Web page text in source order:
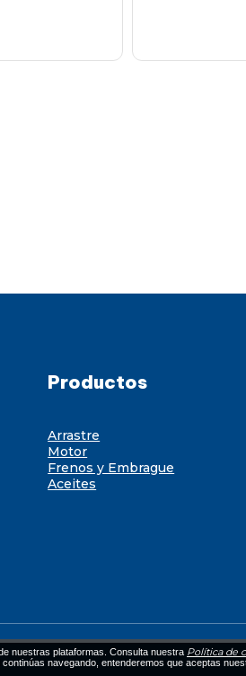
Productos
Arrastre
Motor
Frenos y Embrague
Aceites
nuestras plataformas. Consulta nuestra Política de
navegando, entenderemos que aceptas